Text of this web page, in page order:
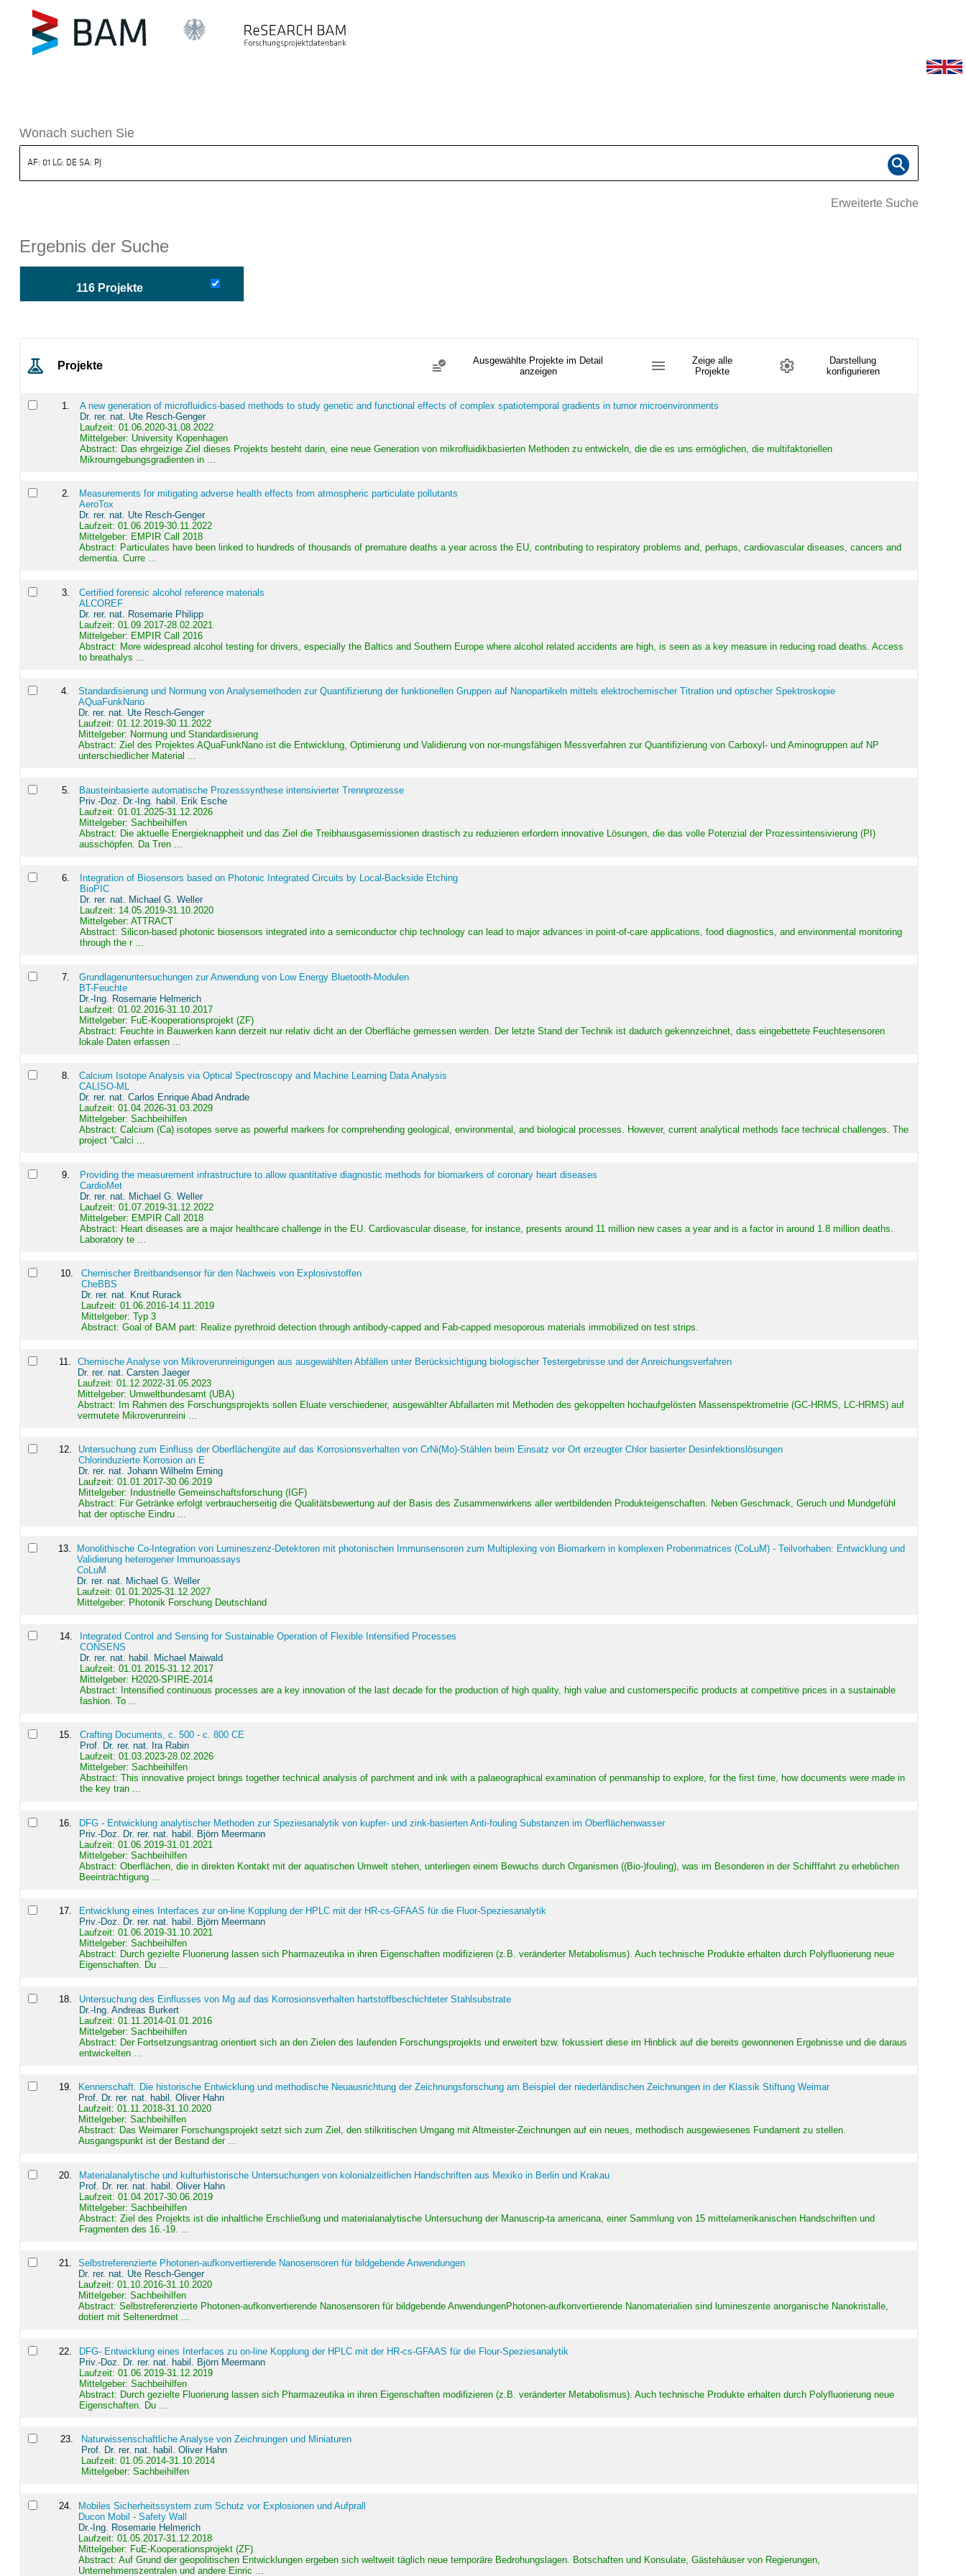
ReSEARCH BAM
Wonach suchen Sie
Erweiterte Suche
Ergebnis der Suche
116 Projekte
Projekte
Ausgewählte Projekte im Detail
anzeigen
Zeige alle
Projekte
Darstellung
konfigurieren
1
A new generation of microfluidics-based methods to study genetic and functional effects of complex spatiotemporal gradients in tumor microenvironments
Dr. rer. nat. Ute Resch-Genger
Laufzeit: 01.06.2020-31.08.2022
Mittelgeber: University Kopenhagen
Abstract: Das ehrgeizige Ziel dieses Projekts besteht darin, eine neue Generation von mikrofluidikbasierten Methoden zu entwickeln, die die es uns ermöglichen, die multifaktoriellen
Mikroumgebungsgradienten in ...
2.
Measurements for mitigating adverse health effects from atmospheric particulate pollutants
AeroTox
Dr. rer. nat. Ute Resch-Genger
Laufzeit: 01.06.2019-30.11.2022
Mittelgeber: EMPIR Call 2018
Abstract: Particulates have been linked to hundreds of thousands of premature deaths a year across the EU, contributing to respiratory problems and, perhaps, cardiovascular diseases, cancers and
dementia. Curre ...
3.
Certified forensic alcohol reference materials
ALCOREF
Dr. rer. nat. Rosemarie Philipp
Laufzeit: 01.09.2017-28.02.2021
Mittelgeber: EMPIR Call 2016
Abstract: More widespread alcohol testing for drivers, especially the Baltics and Southern Europe where alcohol related accidents are high, is seen as a key measure in reducing road deaths. Access
to breathalys ...
4.
Standardisierung und Normung von Analysemethoden zur Quantifizierung der funktionellen Gruppen auf Nanopartikeln mittels elektrochemischer Titration und optischer Spektroskopie
AQuaFunkNano
Dr. rer. nat. Ute Resch-Genger
Laufzeit: 01.12.2019-30.11.2022
Mittelgeber: Normung und Standardisierung
Abstract:Ziel des Projektes AQuaFunkNano ist die Entwicklung, Optimierung und Validierung von nor-mungsfähigen Messverfahren zur Quantifizierung von Carboxyl- und Aminogruppen auf NP
unterschiedlicher Material ...
5.
Bausteinbasierte automatische Prozesssynthese intensivierter Trennprozesse
Priv.-Doz. Dr.-Ing. habil. Erik Esche
Laufzeit: 01.01.2025-31.12.2026
Mittelgeber: Sachbeihilfen
Abstract: Die aktuelle Energieknappheit und das Ziel die Treibhausgasemissionen drastisch zu reduzieren erfordern innovative Lösungen, die das volle Potenzial der Prozessintensivierung (PI)
ausschöpfen. Da Tren ...
6.
Integration of Biosensors based on Photonic Integrated Circuits by Local-Backside Etching
BioPIC
Dr. rer. nat. Michael G. Weller
Laufzeit: 14.05.2019-31.10.2020
Mittelgeber: ATTRACT
Abstract: Silicon-based photonic biosensors integrated into a semiconductor chip technology can lead to major advances in point-of-care applications, food diagnostics, and environmental monitoring
through the r ...
7.
Grundlagenuntersuchungen zur Anwendung von Low Energy Bluetooth-Modulen
BT-Feuchte
Dr.-Ing. Rosemarie Helmerich
Laufzeit: 01.02.2016-31.10.2017
Mittelgeber: FuE-Kooperationsprojekt (ZF)
Abstract: Feuchte in Bauwerken kann derzeit nur relativ dicht an der Oberfläche gemessen werden. Der letzte Stand der Technik ist dadurch gekennzeichnet, dass eingebettete Feuchtesensoren
lokale Daten erfassen ...
8.
Calcium Isotope Analysis via Optical Spectroscopy and Machine Learning Data Analysis
CALISO-ML
Dr. rer. nat. Carlos Enrique Abad Andrade
Laufzeit: 01.04.2026-31.03.2029
Mittelgeber: Sachbeihilfen
Abstract:Calcium (Ca) isotopes serve as powerful markers for comprehending geological, environmental, and biological processes. However, current analytical methods face technical challenges. The
project “Calci ...
9
Providing the measurement infrastructure to allow quantitative diagnostic methods for biomarkers of coronary heart diseases
CardioMet
Dr. rer. nat. Michael G. Weller
Laufzeit: 01.07.2019-31.12.2022
Mittelgeber: EMPIR Call 2018
Abstract: Heart diseases are a major healthcare challenge in the EU. Cardiovascular disease, for instance, presents around 11 million new cases a year and is a factor in around 1.8 million deaths.
Laboratory te ...
10.
Chemischer Breitbandsensor für den Nachweis von Explosivstoffen
CheBBS
Dr. rer. nat. Knut Rurack
Laufzeit: 01.06.2016-14.11.2019
Mittelgeber: Typ 3
Abstract:Goal of BAM part: Realize pyrethroid detection through antibody-capped and Fab-capped mesoporous materials immobilized on test strips.
11
Chemische Analyse von Mikroverunreinigungen aus ausgewählten Abfällen unter Berücksichtigung biologischer Testergebnisse und der Anreichungsverfahren
Dr. rer. nat. Carsten Jaeger
Laufzeit: 01.12.2022-31.05.2023
Mittelgeber: Umweltbundesamt (UBA)
Abstract: Im Rahmen des Forschungsprojekts sollen Eluate verschiedener, ausgewählter Abfallarten mit Methoden des gekoppelten hochaufgelösten Massenspektrometrie (GC-HRMS, LC-HRMS) auf
vermutete Mikroverunreini ...
12.
Untersuchung zum Einfluss der Oberflächengüte auf das Korrosionsverhalten von CrNi(Mo)-Stählen beim Einsatz vor Ort erzeugter Chlor basierter Desinfektionslösungen
Chlorinduzierte Korrosion an E
Dr. rer. nat. Johann Wilhelm Erning
Laufzeit: 01.01.2017-30.06.2019
Mittelgeber: Industrielle Gemeinschaftsforschung (IGF)
Abstract: Für Getränke erfolgt verbraucherseitig die Qualitätsbewertung auf der Basis des Zusammenwirkens aller wertbildenden Produkteigenschaften. Neben Geschmack, Geruch und Mundgefühl
hat der optische Eindru ...
13.
Monolithische Co-Integration von Lumineszenz-Detektoren mit photonischen Immunsensoren zum Multiplexing von Biomarkern in komplexen Probenmatrices (CoLuM) - Teilvorhaben: Entwicklung und
Validierung heterogener Immunoassays
CoLuM
Dr. rer. nat. Michael G. Weller
Laufzeit: 01.01.2025-31.12.2027
Mittelgeber: Photonik Forschung Deutschland
14.
Integrated Control and Sensing for Sustainable Operation of Flexible Intensified Processes
CONSENS
Dr. rer. nat. habil. Michael Maiwald
Laufzeit: 01.01.2015-31.12.2017
Mittelgeber: H2020-SPIRE-2014
Abstract: Intensified continuous processes are a key innovation of the last decade for the production of high quality, high value and customerspecific products at competitive prices in a sustainable
fashion. To ...
15.
Crafting Documents, c. 500 - c. 800 CE
Prof. Dr. rer. nat. Ira Rabin
Laufzeit: 01.03.2023-28.02.2026
Mittelgeber: Sachbeihilfen
Abstract: This innovative project brings together technical analysis of parchment and ink with a palaeographical examination of penmanship to explore, for the first time, how documents were made in
the key tran ...
16
DFG - Entwicklung analytischer Methoden zur Speziesanalytik von kupfer- und zink-basierten Anti-fouling Substanzen im Oberflächenwasser
Priv.-Doz. Dr. rer. nat. habil. Björn Meermann
Laufzeit: 01.06.2019-31.01.2021
Mittelgeber: Sachbeihilfen
Abstract:Oberflächen, die in direkten Kontakt mit der aquatischen Umwelt stehen, unterliegen einem Bewuchs durch Organismen ((Bio-)fouling), was im Besonderen in der Schifffahrt zu erheblichen
Beeinträchtigung ...
17.
Entwicklung eines Interfaces zur on-line Kopplung der HPLC mit der HR-cs-GFAAS für die Fluor-Speziesanalytik
Priv.-Doz. Dr. rer. nat. habil. Björn Meermann
Laufzeit: 01.06.2019-31.10.2021
Mittelgeber: Sachbeihilfen
Abstract: Durch gezielte Fluorierung lassen sich Pharmazeutika in ihren Eigenschaften modifizieren (z.B. veränderter Metabolismus). Auch technische Produkte erhalten durch Polyfluorierung neue
Eigenschaften. Du ...
18
Untersuchung des Einflusses von Mg auf das Korrosionsverhalten hartstoffbeschichteter Stahlsubstrate
Dr.-Ing. Andreas Burkert
Laufzeit: 01.11.2014-01.01.2016
Mittelgeber: Sachbeihilfen
Abstract: Der Fortsetzungsantrag orientiert sich an den Zielen des laufenden Forschungsprojekts und erweitert bzw. fokussiert diese im Hinblick auf die bereits gewonnenen Ergebnisse und die daraus
entwickelten ...
19.
Kennerschaft. Die historische Entwicklung und methodische Neuausrichtung der Zeichnungsforschung am Beispiel der niederländischen Zeichnungen in der Klassik Stiftung Weimar
Prof. Dr. rer. nat. habil. Oliver Hahn
Laufzeit: 01.11.2018-31.10.2020
Mittelgeber: Sachbeihilfen
Abstract: Das Weimarer Forschungsprojekt setzt sich zum Ziel, den stilkritischen Umgang mit Altmeister-Zeichnungen auf ein neues, methodisch ausgewiesenes Fundament zu stellen.
Ausgangspunkt ist der Bestand der ...
20
Materialanalytische und kulturhistorische Untersuchungen von kolonialzeitlichen Handschriften aus Mexiko in Berlin und Krakau
Prof. Dr. rer. nat. habil. Oliver Hahn
Laufzeit: 01.04.2017-30.06.2019
Mittelgeber: Sachbeihilfen
Abstract: Ziel des Projekts ist die inhaltliche Erschließung und materialanalytische Untersuchung der Manuscrip-ta americana, einer Sammlung von 15 mittelamerikanischen Handschriften und
Fragmenten des 16.-19. ...
21.
Selbstreferenzierte Photonen-aufkonvertierende Nanosensoren für bildgebende Anwendungen
Dr. rer. nat. Ute Resch-Genger
Laufzeit: 01.10.2016-31.10.2020
Mittelgeber: Sachbeihilfen
Abstract:Selbstreferenzierte Photonen-aufkonvertierende Nanosensoren für bildgebende AnwendungenPhotonen-aufkonvertierende Nanomaterialien sind lumineszente anorganische Nanokristalle,
dotiert mit Seltenerdmet ...
22
DFG- Entwicklung eines Interfaces zu on-line Kopplung der HPLC mit der HR-cs-GFAAS für die Flour-Speziesanalytik
Priv.-Doz. Dr. rer. nat. habil. Björn Meermann
Laufzeit: 01.06.2019-31.12.2019
Mittelgeber: Sachbeihilfen
Abstract: Durch gezielte Fluorierung lassen sich Pharmazeutika in ihren Eigenschaften modifizieren (z.B. veränderter Metabolismus). Auch technische Produkte erhalten durch Polyfluorierung neue
Eigenschaften. Du ...
23.
Naturwissenschaftliche Analyse von Zeichnungen und Miniaturen
Prof. Dr. rer. nat. habil. Oliver Hahn
Laufzeit: 01.05.2014-31.10.2014
Mittelgeber: Sachbeihilfen
24.
Mobiles Sicherheitssystem zum Schutz vor Explosionen und Aufprall
Ducon Mobil - Safety Wall
Dr.-Ing. Rosemarie Helmerich
Laufzeit: 01.05.2017-31.12.2018
Mittelgeber: FuE-Kooperationsprojekt (ZF)
Abstract:Auf Grund der geopolitischen Entwicklungen ergeben sich weltweit täglich neue temporäre Bedrohungslagen. Botschaften und Konsulate, Gästehäuser von Regierungen,
Unternehmenszentralen und andere Einric ...